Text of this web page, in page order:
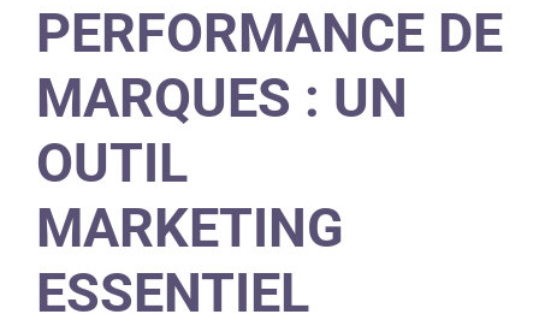
PERFORMANCE DE
MARQUES : UN
OUTIL
MARKETING
ESSENTIEL